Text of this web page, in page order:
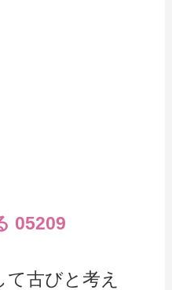
05209
古びと考え